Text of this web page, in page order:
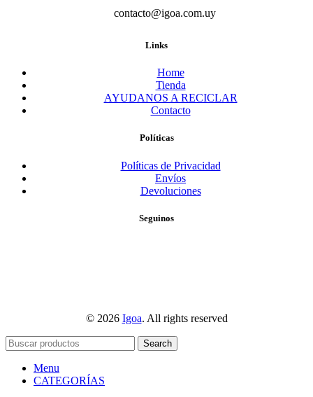
contacto@igoa.com.uy
Links
Home
Tienda
AYUDANOS A RECICLAR
Contacto
Políticas
Políticas de Privacidad
Envíos
Devoluciones
Seguinos
© 2026 Igoa. All rights reserved
Search
Menu
CATEGORÍAS